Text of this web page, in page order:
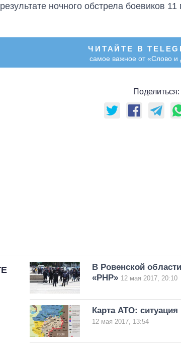
ночного обстрела боевиков
ЧИТАЙТЕ В
самое важное от «Слово и
Поделиться:
В Ровенской
«РНР» 12 мая 2017, 20:10
Карта АТО:
12 мая 2017, 13:54